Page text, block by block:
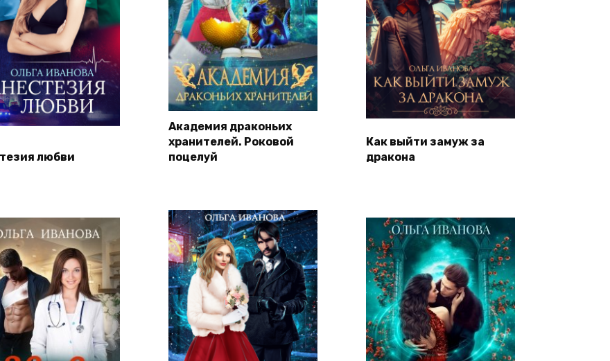
любви
Академия драконьих
хранителей. Роковой
поцелуй
Как выйти замуж за
дракона